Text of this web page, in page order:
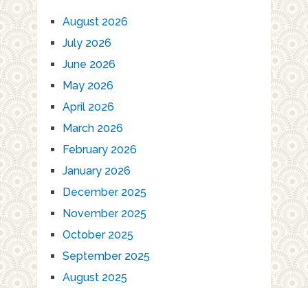
August 2026
July 2026
June 2026
May 2026
April 2026
March 2026
February 2026
January 2026
December 2025
November 2025
October 2025
September 2025
August 2025